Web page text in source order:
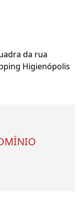
da rua
Higienópolis